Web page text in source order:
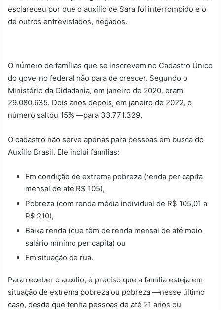
esclareceu por que o auxílio de Sara foi interrompido e o
de outros entrevistados, negados.
O número de famílias que se inscrevem no Cadastro Único
do governo federal não para de crescer. Segundo o
Ministério da Cidadania, em janeiro de 2020, eram
29.080.635. Dois anos depois, em janeiro de 2022, o
número saltou 15% —para 33.771.329.
O cadastro não serve apenas para pessoas em busca do
Auxílio Brasil. Ele inclui famílias:
Em condição de extrema pobreza (renda per capita
mensal de até R$ 105),
Pobreza (com renda média individual de R$ 105,01 a
R$ 210),
Baixa renda (que têm de renda mensal de até meio
salário mínimo per capita) ou
Em situação de rua.
Para receber o auxílio, é preciso que a família esteja em
situação de extrema pobreza ou pobreza —nesse último
caso, desde que tenha pessoas de até 21 anos ou